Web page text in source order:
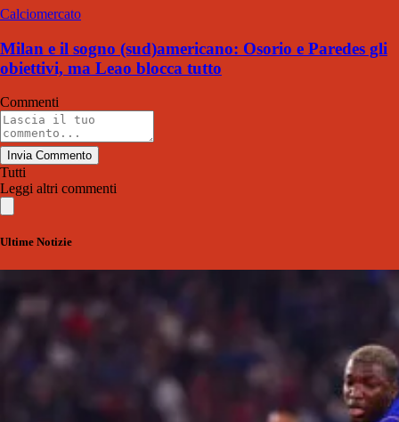
Calciomercato
Milan e il sogno (sud)americano: Osorio e Paredes gli
obiettivi, ma Leao blocca tutto
Commenti
Invia Commento
Tutti
Leggi altri commenti
Ultime Notizie